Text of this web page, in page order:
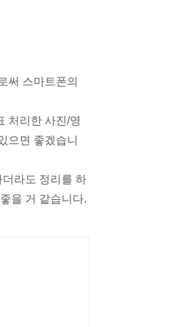
써 스마트폰의
처리한 사진/영
으면 좋겠습니
라도 정리를 하
을 거 같습니다.